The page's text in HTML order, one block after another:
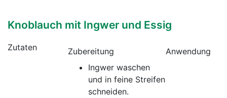
Knoblauch mit Ingwer und Essig
Zutaten Zubereitung Anwendung
Ingwer waschen
und in feine Streifen
schneiden.